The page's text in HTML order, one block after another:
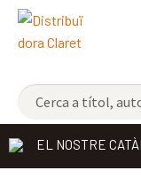
NOVETATS
ELS MÉS
EL NOSTRE